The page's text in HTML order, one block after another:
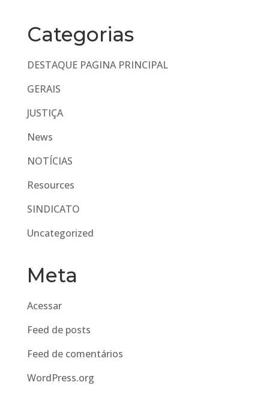
Categorias
DESTAQUE PAGINA PRINCIPAL
GERAIS
JUSTIÇA
News
NOTÍCIAS
Resources
SINDICATO
Uncategorized
Meta
Acessar
Feed de posts
Feed de comentários
WordPress.org